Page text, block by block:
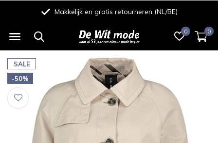
0 0
Makkelijk en gratis retourneren (NL/BE)
SALE
-50%